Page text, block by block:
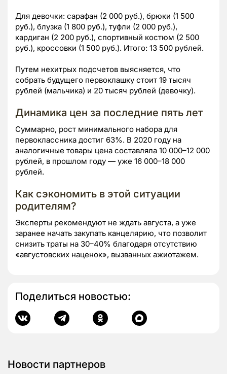
Для девочки: сарафан (2 000 руб.), брюки (1 500
руб.), блузка (1 800 руб.), туфли (2 000 руб.),
кардиган (2 200 руб.), спортивный костюм (2 500
руб.), кроссовки (1 500 руб.). Итого: 13 500 рублей.
Путем нехитрых подсчетов выясняется, что
собрать будущего первоклашку стоит 19 тысяч
рублей (мальчика) и 20 тысяч рублей (девочку).
Динамика цен за последние пять лет
Суммарно, рост минимального набора для
первоклассника достиг 63%. В 2020 году на
аналогичные товары цена составляла 10 000–12 000
рублей, в прошлом году — уже 16 000–18 000
рублей.
Как сэкономить в этой ситуации
родителям?
Эксперты рекомендуют не ждать августа, а уже
заранее начать закупать канцелярию, что позволит
снизить траты на 30–40% благодаря отсутствию
«августовских наценок», вызванных ажиотажем.
Поделиться новостью:
Новости партнеров